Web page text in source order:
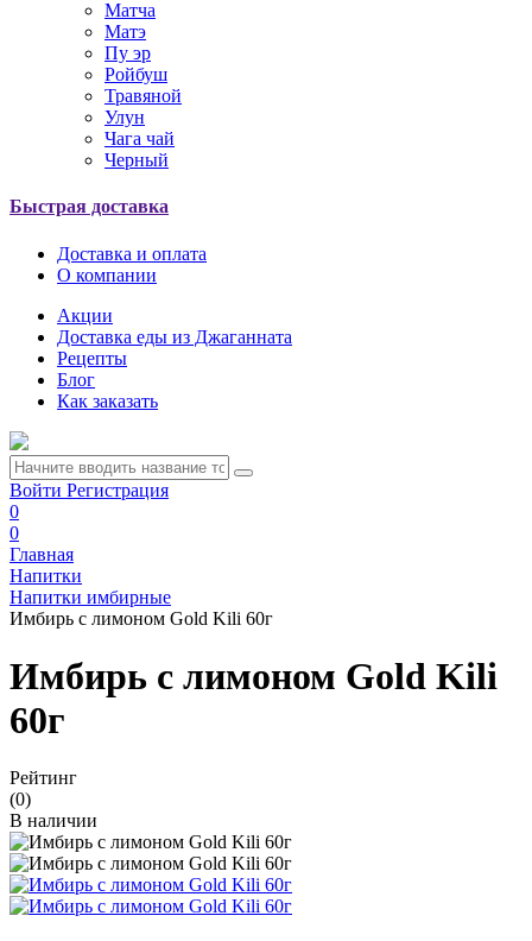
Матча
Матэ
Пу эр
Ройбуш
Травяной
Улун
Чага чай
Черный
Быстрая доставка
Доставка и оплата
О компании
Акции
Доставка еды из Джаганната
Рецепты
Блог
Как заказать
Войти Регистрация
0
0
Главная
Напитки
Напитки имбирные
Имбирь с лимоном Gold Kili 60г
Имбирь с лимоном Gold Kili
60г
Рейтинг
(0)
В наличии